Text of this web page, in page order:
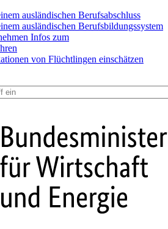
ausländischen Berufsabschluss
ausländischen Berufsbildungssystem
Infos zum
von Flüchtlingen einschätzen